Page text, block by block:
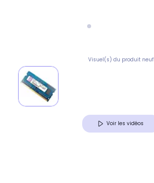
Visuel(s) du produit neuf
Voir les vidéos